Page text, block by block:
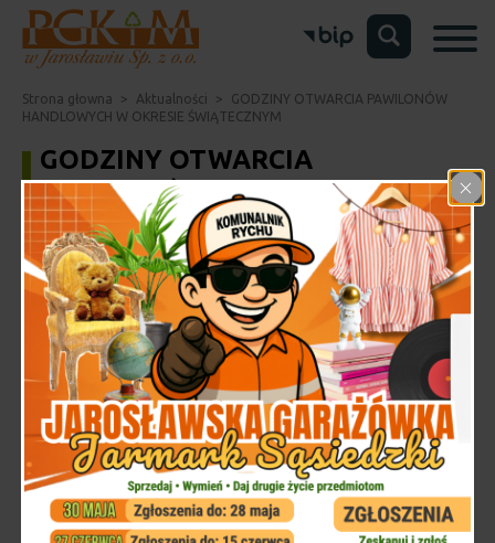
Strona głowna > Aktualności >
GODZINY OTWARCIA PAWILONÓW
HANDLOWYCH W OKRESIE ŚWIĄTECZNYM
GODZINY OTWARCIA
PAWILONÓW HANDLOWYCH W
OKRESIE ŚWIĄTECZNYM
Dodane: 24 grudnia 2024 r.